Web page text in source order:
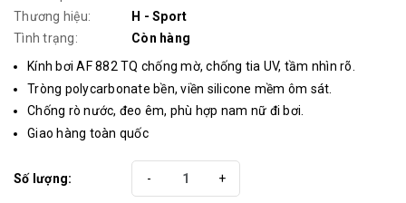
Thương hiệu:
H - Sport
Tình trạng:
Còn hàng
Kính bơi AF 882 TQ chống mờ, chống tia UV, tầm nhìn rõ.
Tròng polycarbonate bền, viền silicone mềm ôm sát.
Chống rò nước, đeo êm, phù hợp nam nữ đi bơi.
Giao hàng toàn quốc
Số lượng: +
-